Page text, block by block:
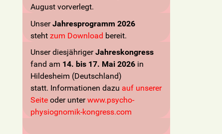
August vorverlegt.
UnserJahresprogramm 2026
steht zum Download bereit.
Unser diesjährigerJahreskongress
fand am 14. bis 17. Mai 2026 in
Hildesheim (Deutschland)
statt. Informationen dazu auf unserer
Seite oder unterwww.psycho-
physiognomik-kongress.com